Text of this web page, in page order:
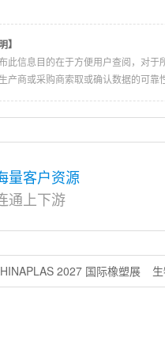
】
此信息目的在于方便用户查阅，对
产商或采购商索取或确认数据的可靠
量客户资源
通上下游
2027 国际橡塑展